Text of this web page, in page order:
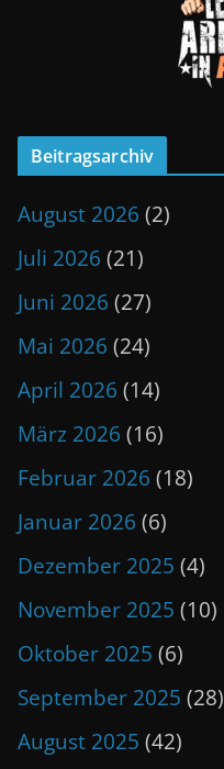
Beitragsarchiv
August 2026 (2)
Juli 2026 (21)
Juni 2026 (27)
Mai 2026 (24)
April 2026 (14)
März 2026 (16)
Februar 2026 (18)
Januar 2026 (6)
Dezember 2025 (4)
November 2025 (10)
Oktober 2025 (6)
September 2025 (28)
August 2025 (42)